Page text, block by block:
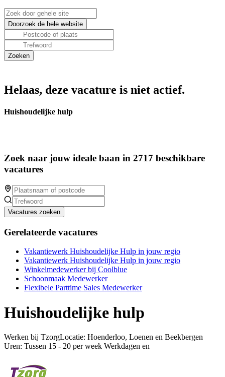
Helaas, deze vacature is niet actief.
Huishoudelijke hulp
Zoek naar jouw ideale baan in 2717 beschikbare
vacatures
Vacatures zoeken
Gerelateerde vacatures
Vakantiewerk Huishoudelijke Hulp in jouw regio
Vakantiewerk Huishoudelijke Hulp in jouw regio
Winkelmedewerker bij Coolblue
Schoonmaak Medewerker
Flexibele Parttime Sales Medewerker
Huishoudelijke hulp
Werken bij TzorgLocatie: Hoenderloo, Loenen en Beekbergen
Uren: Tussen 15 - 20 per week Werkdagen en